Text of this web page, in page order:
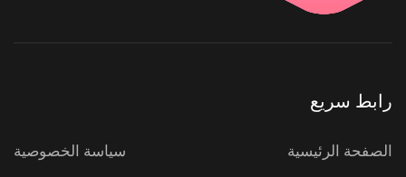
رابط سريع
الصفحة الرئيسية
سياسة الخصوصية